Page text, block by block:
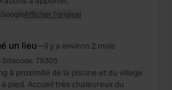
Afficher l'original
un lieu—il y a environ 2 mois
Sitecode: 79305
à proximité de la piscine et du village
pied. Accueil très chaleureux du